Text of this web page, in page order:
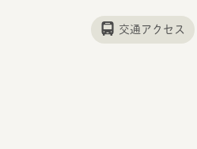
交通アクセス